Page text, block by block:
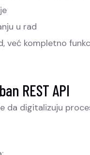
u rad
već kompletno
REST API
da digitalizuju